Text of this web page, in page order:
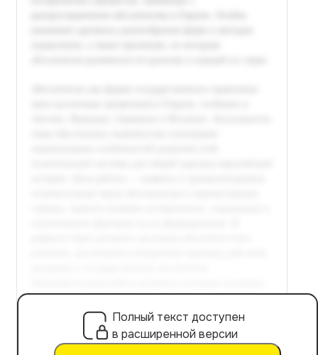
Полный текст доступен
в расширенной версии